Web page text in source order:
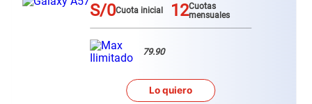
S/0Cuota inicial 12Cuotas
mensuales
79.90
Lo quiero